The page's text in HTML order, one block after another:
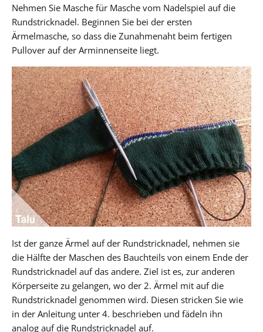
Nehmen Sie Masche für Masche vom Nadelspiel auf die
Rundstricknadel. Beginnen Sie bei der ersten
Ärmelmasche, so dass die Zunahmenaht beim fertigen
Pullover auf der Arminnenseite liegt.
Ist der ganze Ärmel auf der Rundstricknadel, nehmen sie
die Hälfte der Maschen des Bauchteils von einem Ende der
Rundstricknadel auf das andere. Ziel ist es, zur anderen
Körperseite zu gelangen, wo der 2. Ärmel mit auf die
Rundstricknadel genommen wird. Diesen stricken Sie wie
in der Anleitung unter 4. beschrieben und fädeln ihn
analog auf die Rundstricknadel auf.